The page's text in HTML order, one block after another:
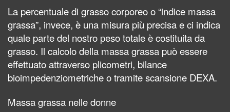
La percentuale di grasso corporeo o “indice massa
grassa”, invece, è una misura più precisa e ci indica
quale parte del nostro peso totale è costituita da
grasso. Il calcolo della massa grassa può essere
effettuato attraverso plicometri, bilance
bioimpedenziometriche o tramite scansione DEXA.
Massa grassa nelle donne